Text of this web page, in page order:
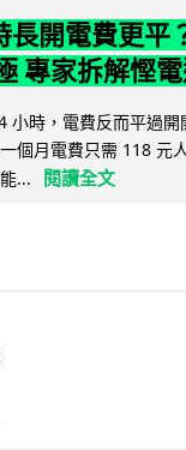
長開電費更平
專家拆解慳
小時，電費反而平過開
個月電費只需 118 元
...
閱讀全文